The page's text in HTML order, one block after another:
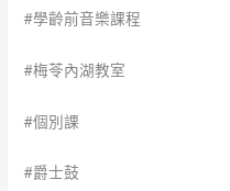
#學齡前音樂課程
#梅苓內湖教室
#個別課
#爵士鼓